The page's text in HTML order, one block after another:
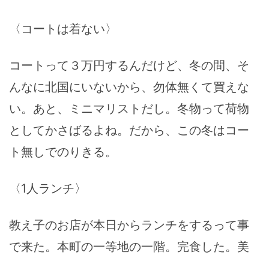
〈コートは着ない〉
コートって３万円するんだけど、冬の間、そ
んなに北国にいないから、勿体無くて買えな
い。あと、ミニマリストだし。冬物って荷物
としてかさばるよね。だから、この冬はコー
ト無しでのりきる。
〈1人ランチ〉
教え子のお店が本日からランチをするって事
で来た。本町の一等地の一階。完食した。美